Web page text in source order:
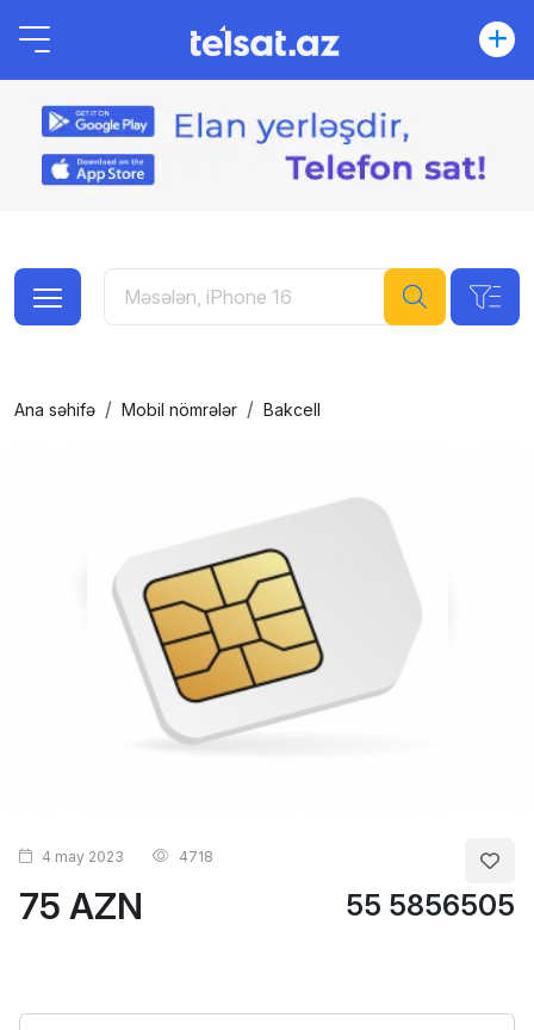
Ana səhifə Mobil nömrələr Bakcell
75 AZN 55 5856505
4 may 2023 4718